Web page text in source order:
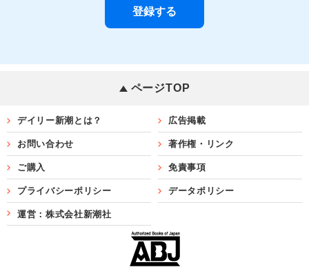
ページTOP
デイリー新潮とは？ 広告掲載
お問い合わせ 著作権・リンク
ご購入 免責事項
プライバシーポリシー データポリシー
運営：株式会社新潮社